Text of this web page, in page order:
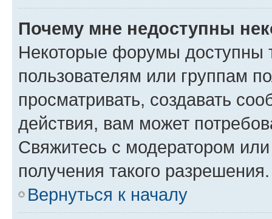
Почему мне недоступны
Некоторые форумы доступны
пользователям или группам
просматривать, создавать
действия, вам может
Свяжитесь с модератором
получения такого разрешения.
Вернуться к началу